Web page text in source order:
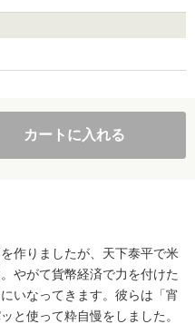
カートに入れる
作りましたが、天下泰平で米
やがて貨幣経済で力を付けた
いなってきます。彼らは「宵
と使って粋自慢をしました。